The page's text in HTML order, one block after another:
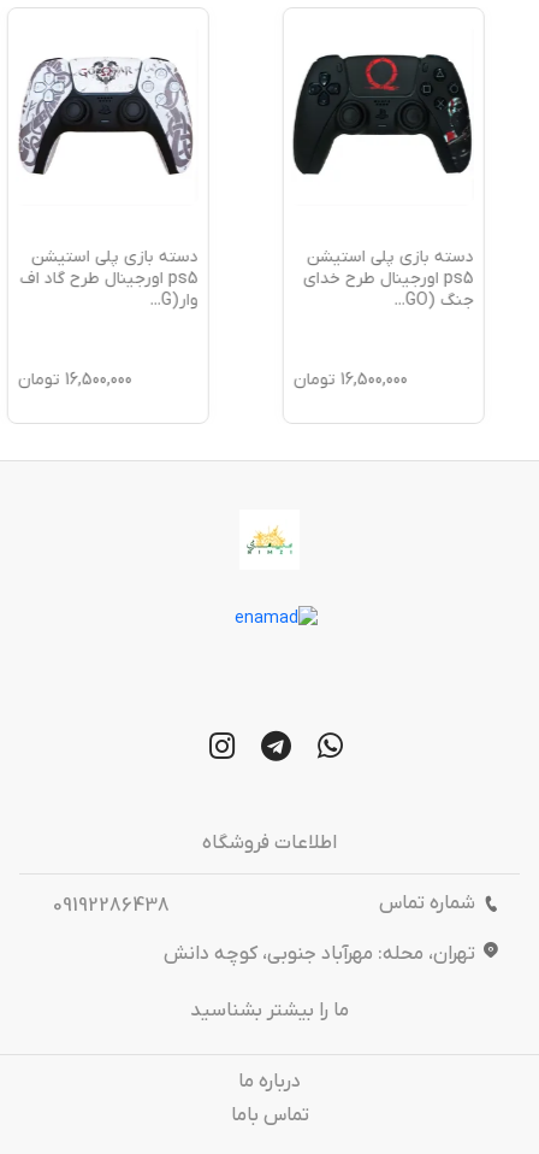
دسته بازی پلی استیشن
ps5 اورجینال طرح خدای
...
16,500,000 تومان
دسته بازی پلی استیشن
ps5 اورجینال طرح گاد اف
16,500,000 تومان
اطلاعات فروشگاه
شماره تماس
09192286438
تهران، محله: مهرآباد جنوبی، کوچه دانش
ما را بیشتر بشناسید
درباره‌ ما
تماس باما